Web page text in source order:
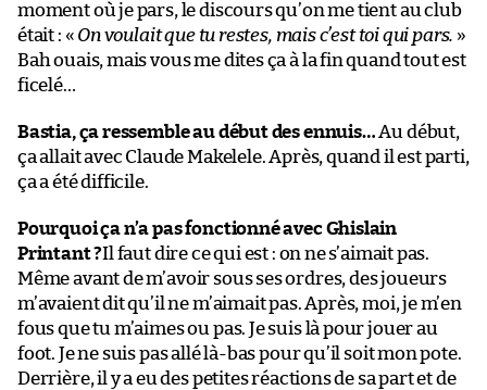
moment où je pars, le discours qu’on me tient au club
était : « On voulait que tu restes, mais c’est toi qui pars. »
Bah ouais, mais vous me dites ça à la fin quand tout est
ficelé…
Bastia, ça ressemble au début des ennuis…Au début,
ça allait avec Claude Makelele. Après, quand il est parti,
ça a été difficile.
Pourquoi ça n’a pas fonctionné avec Ghislain
Printant ?Il faut dire ce qui est : on ne s’aimait pas.
Même avant de m’avoir sous ses ordres, des joueurs
m’avaient dit qu’il ne m’aimait pas. Après, moi, je m’en
fous que tu m’aimes ou pas. Je suis là pour jouer au
foot. Je ne suis pas allé là-bas pour qu’il soit mon pote.
Derrière, il y a eu des petites réactions de sa part et de